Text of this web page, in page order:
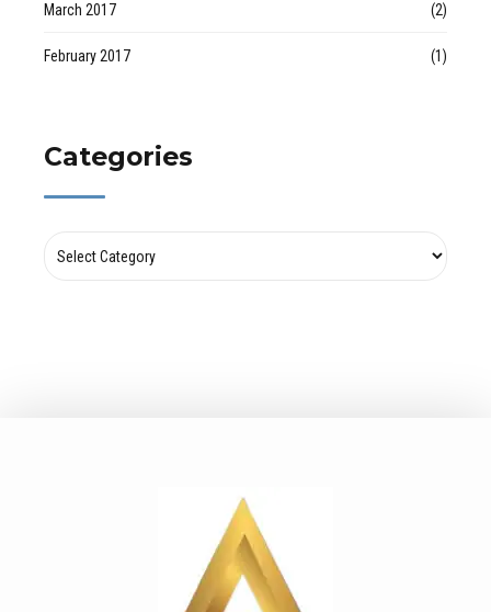
March 2017 (2)
February 2017 (1)
Categories